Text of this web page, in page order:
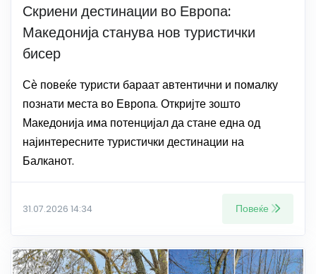
Скриени дестинации во Европа:
Македонија станува нов туристички
бисер
Сѐ повеќе туристи бараат автентични и помалку
познати места во Европа. Откријте зошто
Македонија има потенцијал да стане една од
најинтересните туристички дестинации на
Балканот.
31.07.2026 14:34 Повеќе